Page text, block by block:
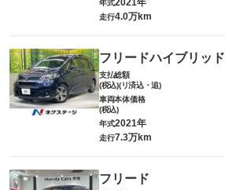
年式2021年
走行4.0万km
フリードハイブリッド
支払総額
(税込)(リ済込・追)
車両本体価格
(税込)
年式2021年
走行7.3万km
フリード